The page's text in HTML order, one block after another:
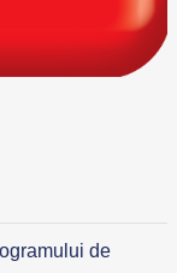
de